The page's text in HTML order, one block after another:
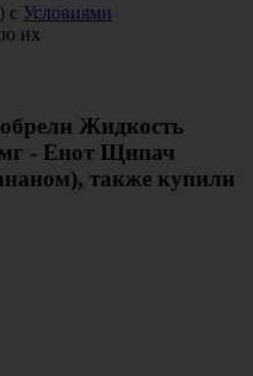
с Условиями
их
Жидкость
- Енот Щипач
также купили